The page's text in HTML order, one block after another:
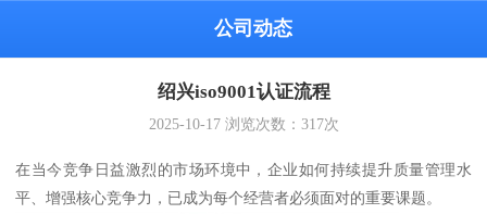
公司动态
绍兴iso9001认证流程
2025-10-17浏览次数： 317次
在当今竞争日益激烈的市场环境中，企业如何持续提升质量管理水
平、增强核心竞争力，已成为每个经营者必须面对的重要课题。